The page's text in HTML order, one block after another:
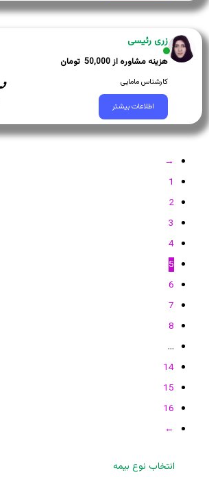
زری رئیسی
50,000
کارشناس مامایی
اطلاعات بیشتر
→
1
2
3
4
5
6
7
8
…
14
15
16
←
انتخاب نوع بیمه